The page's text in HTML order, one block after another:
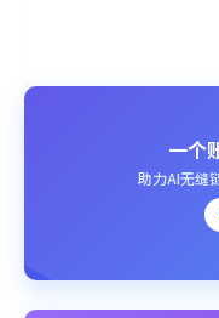
一个
助力AI无缝